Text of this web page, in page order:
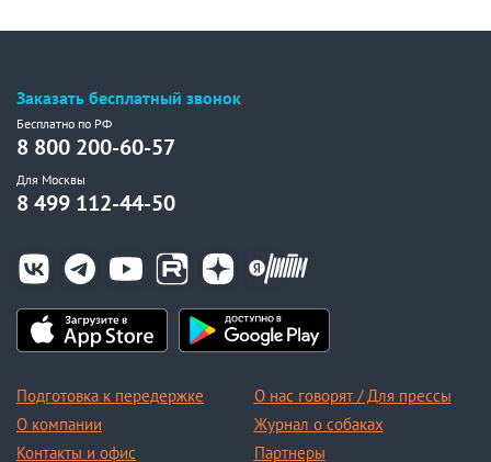
Заказать бесплатный звонок
Бесплатно по РФ
8 800 200-60-57
Для Москвы
8 499 112-44-50
Подготовка к передержке
О компании
Контакты и офис
О нас говорят / Для прессы
Журнал о собаках
Партнеры